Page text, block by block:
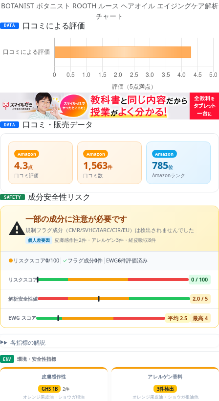
BOTANIST ボタニスト ROOTH ルース ヘアオイル エイジングケア解析
チャート
DATA 口コミによる評価
DATA 口コミ・販売データ
Amazon
4.3点
口コミ評価
Amazon
1,563件
口コミ数
Amazon
785位
Amazonランク
SAFETY 成分安全性リスク
⚠️一部の成分に注意が必要です
規制フラグ成分（CMR/SVHC/IARC/CIR/EU）は検出されませんでした
個人差要因 皮膚感作性2件・アレルゲン3件・経皮吸収8件
● リスクスコア0/100 | ✓フラグ成分0件 | EWG6件評価済み
リスクスコア 0 / 100
解析安全性値 2.0 / 5
EWG スコア 平均 2.5 最高 4
各指標の解説
ENV 環境・安全性指標
皮膚感作性
GHS 1B
2件
オレンジ果皮油・ショウガ根油
アレルゲン香料
3件検出
オレンジ果皮油・ショウガ根油他